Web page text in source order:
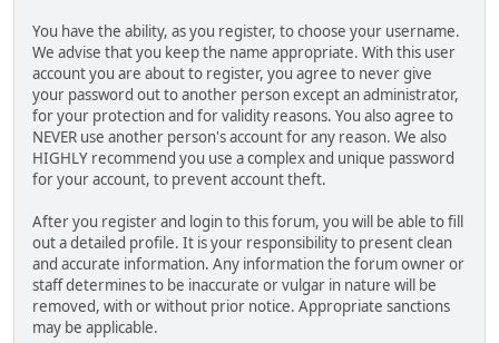
You have the ability, as you register, to choose your username.
We advise that you keep the name appropriate. With this user
account you are about to register, you agree to never give
your password out to another person except an administrator,
for your protection and for validity reasons. You also agree to
NEVER use another person's account for any reason. We also
HIGHLY recommend you use a complex and unique password
for your account, to prevent account theft.
After you register and login to this forum, you will be able to fill
out a detailed profile. It is your responsibility to present clean
and accurate information. Any information the forum owner or
staff determines to be inaccurate or vulgar in nature will be
removed, with or without prior notice. Appropriate sanctions
may be applicable.